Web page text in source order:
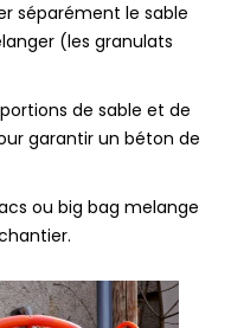
séparément le sable
(les granulats
de sable et de
garantir un béton de
ou big bag melange